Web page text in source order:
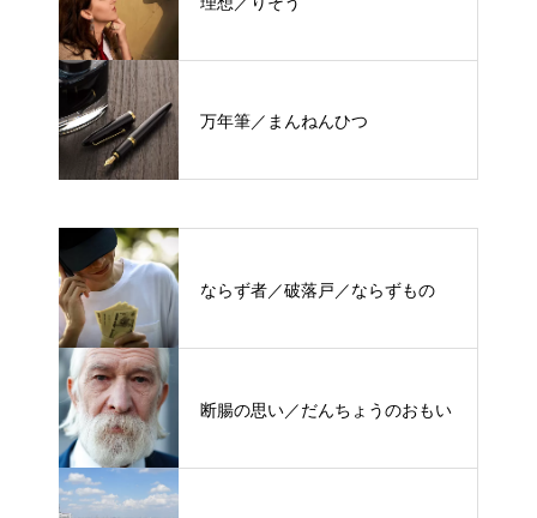
万年筆／まんねんひつ
ならず者／破落戸／ならずもの
断腸の思い／だんちょうのおもい